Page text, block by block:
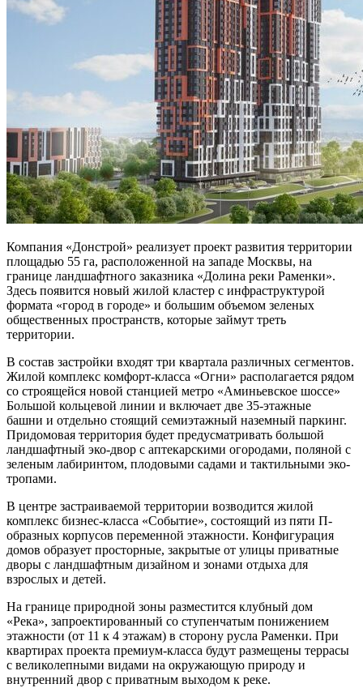
Компания «Донстрой» реализует проект развития территории
площадью 55 га, расположенной на западе Москвы, на
границе ландшафтного заказника «Долина реки Раменки».
Здесь появится новый жилой кластер с инфраструктурой
формата «город в городе» и большим объемом зеленых
общественных пространств, которые займут треть
территории.
В состав застройки входят три квартала различных сегментов.
Жилой комплекс комфорт-класса «Огни» располагается рядом
со строящейся новой станцией метро «Аминьевское шоссе»
Большой кольцевой линии и включает две 35-этажные
башни и отдельно стоящий семиэтажный наземный паркинг.
Придомовая территория будет предусматривать большой
ландшафтный эко-двор с аптекарскими огородами, поляной с
зеленым лабиринтом, плодовыми садами и тактильными эко-
тропами.
В центре застраиваемой территории возводится жилой
комплекс бизнес-класса «Событие», состоящий из пяти П-
образных корпусов переменной этажности. Конфигурация
домов образует просторные, закрытые от улицы приватные
дворы с ландшафтным дизайном и зонами отдыха для
взрослых и детей.
На границе природной зоны разместится клубный дом
«Река», запроектированный со ступенчатым понижением
этажности (от 11 к 4 этажам) в сторону русла Раменки. При
квартирах проекта премиум-класса будут размещены террасы
с великолепными видами на окружающую природу и
внутренний двор с приватным выходом к реке.